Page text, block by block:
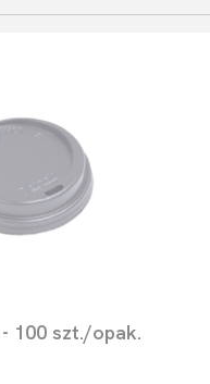
- 100 szt./opak.